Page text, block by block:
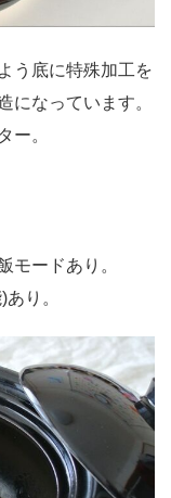
う底に特殊加工を
になっています。
ー。
モードあり。
り。